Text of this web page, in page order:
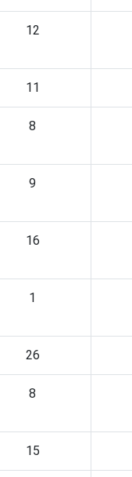
12
11
8
9
16
1
26
8
15